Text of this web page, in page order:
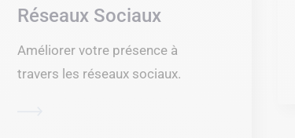
Réseaux Sociaux
Améliorer votre présence à
travers les réseaux sociaux.